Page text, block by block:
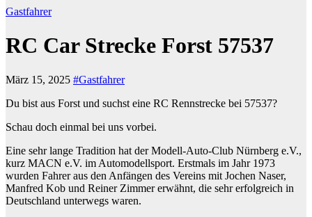
Gastfahrer
RC Car Strecke Forst 57537
März 15, 2025 #Gastfahrer
Du bist aus Forst und suchst eine RC Rennstrecke bei 57537?
Schau doch einmal bei uns vorbei.
Eine sehr lange Tradition hat der Modell-Auto-Club Nürnberg e.V.,
kurz MACN e.V. im Automodellsport. Erstmals im Jahr 1973
wurden Fahrer aus den Anfängen des Vereins mit Jochen Naser,
Manfred Kob und Reiner Zimmer erwähnt, die sehr erfolgreich in
Deutschland unterwegs waren.